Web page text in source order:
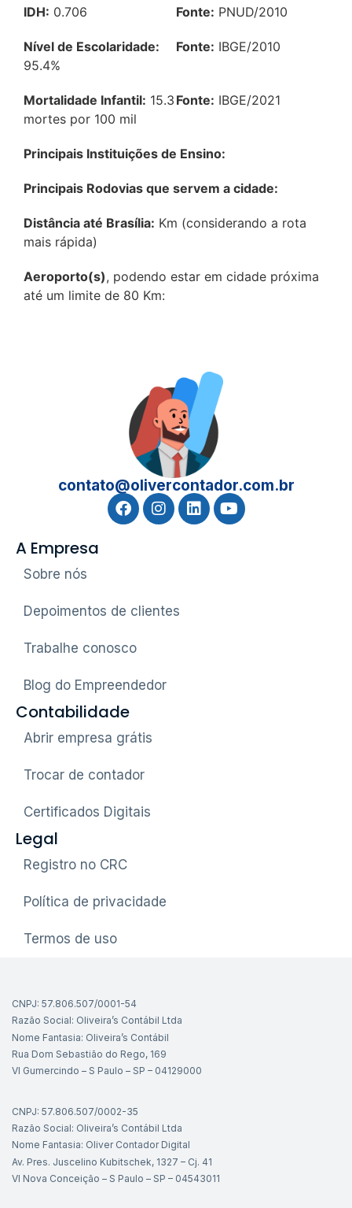
IDH: 0.706 Fonte: PNUD/2010
Nível de Escolaridade:
95.4%
Fonte: IBGE/2010
Mortalidade Infantil: 15.3
mortes por 100 mil
Fonte: IBGE/2021
Principais Instituições de Ensino:
Principais Rodovias que servem a cidade:
Distância até Brasília: Km (considerando a rota
mais rápida)
Aeroporto(s), podendo estar em cidade próxima
até um limite de 80 Km:
contato@olivercontador.com.br
A Empresa
Sobre nós
Depoimentos de clientes
Trabalhe conosco
Blog do Empreendedor
Contabilidade
Abrir empresa grátis
Trocar de contador
Certificados Digitais
Legal
Registro no CRC
Política de privacidade
Termos de uso
CNPJ: 57.806.507/0001-54
Razão Social: Oliveira’s Contábil Ltda
Nome Fantasia: Oliveira’s Contábil
Rua Dom Sebastião do Rego, 169
Vl Gumercindo – S Paulo – SP – 04129000
CNPJ: 57.806.507/0002-35
Razão Social: Oliveira’s Contábil Ltda
Nome Fantasia: Oliver Contador Digital
Av. Pres. Juscelino Kubitschek, 1327 – Cj. 41
Vl Nova Conceição – S Paulo – SP – 04543011